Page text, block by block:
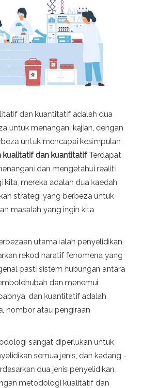
dan kuantitatif adalah dua
untuk menangani kajian, dengan
untuk mencapai kesimpulan
kualitatif dan kuantitatifTerdapat
dan mengetahui realiti
kita, mereka adalah dua kaedah
strategi yang berbeza untuk
masalah yang ingin kita
utama ialah penyelidikan
rekod naratif fenomena yang
pasti sistem hubungan antara
dan menemui
dan kuantitatif adalah
nombor atau pengiraan
sangat diperlukan untuk
semua jenis, dan kadang -
dua jenis penyelidikan,
metodologi kualitatif dan